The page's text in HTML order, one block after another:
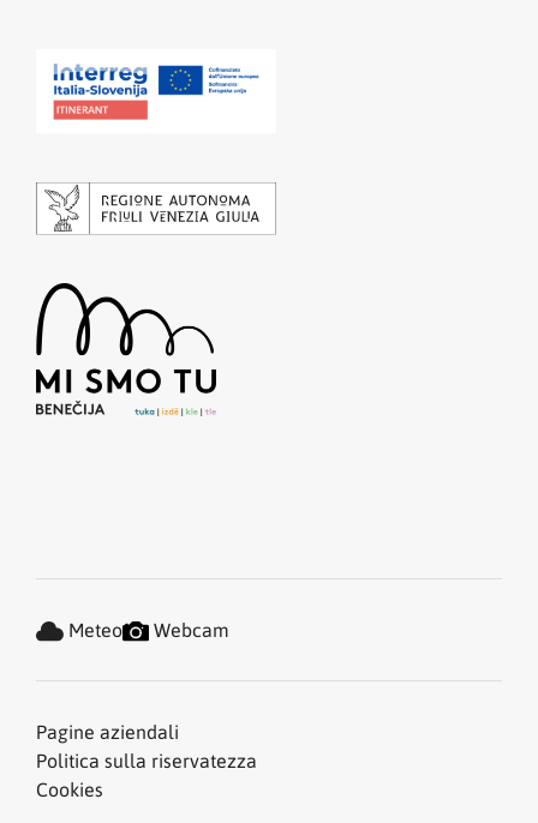
Pagine aziendali
Politica sulla riservatezza
Cookies
Meteo Webcam